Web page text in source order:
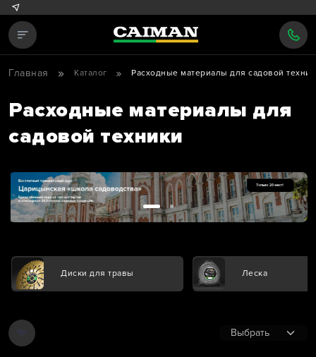
Главная Каталог Расходные материалы для садовой
Расходные материалы для
садовой техники
Диски для травы Леска